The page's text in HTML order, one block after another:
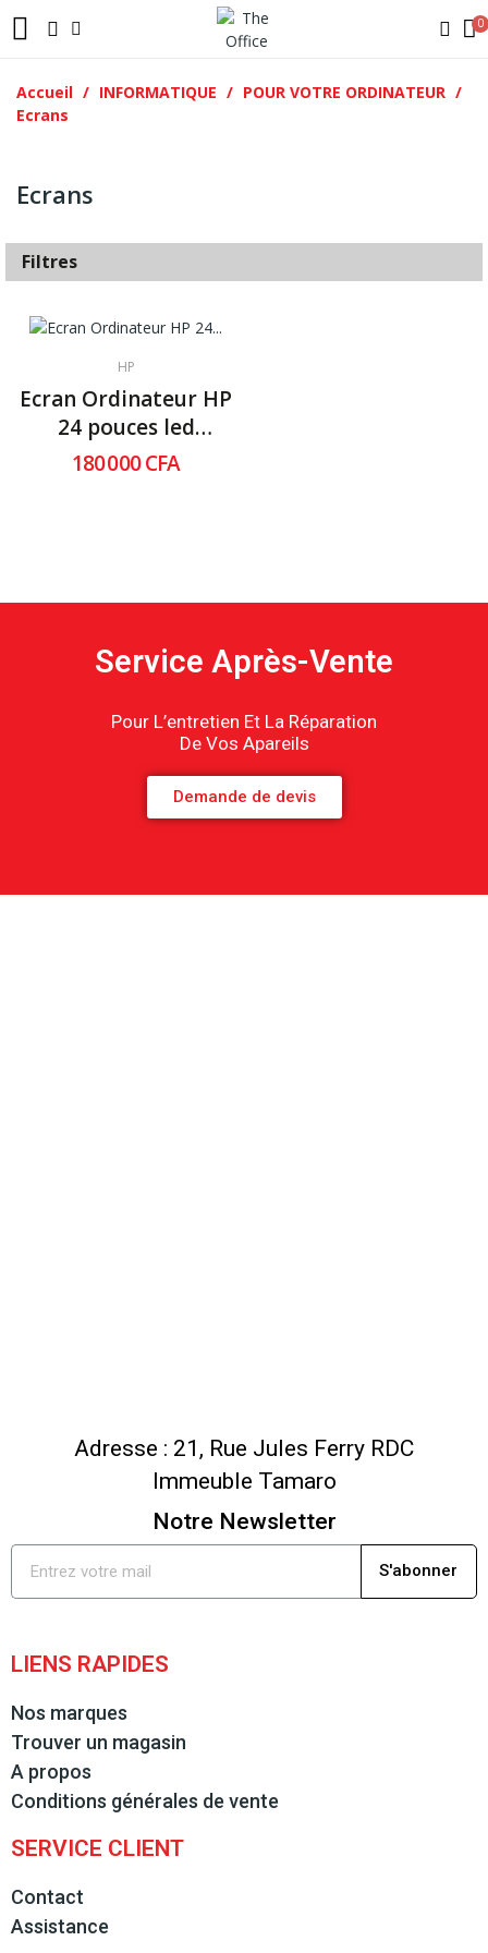
Accueil INFORMATIQUE
POUR VOTRE ORDINATEUR
Ecrans
Ecrans
Filtres
HP
Ecran Ordinateur HP
24 pouces led
1920*1080...
180 000 CFA
Service Après-Vente
Pour L’entretien Et La Réparation
De Vos Apareils
Demande de devis
Adresse : 21, Rue Jules Ferry RDC
Immeuble Tamaro
Notre Newsletter
S'abonner
LIENS RAPIDES
Nos marques
Trouver un magasin
A propos
Conditions générales de vente
SERVICE CLIENT
Contact
Assistance